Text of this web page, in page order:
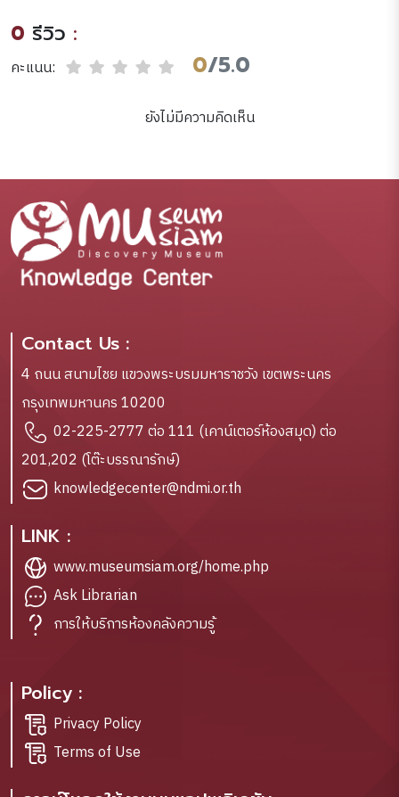
0 รีวิว :
คะแนน: 0/5.0
ยังไม่มีความคิดเห็น
Contact Us :
4 ถนน สนามไชย แขวงพระบรมมหาราชวัง เขตพระนคร
กรุงเทพมหานคร 10200
02-225-2777 ต่อ 111 (เคาน์เตอร์ห้องสมุด) ต่อ
201,202 (โต๊ะบรรณารักษ์)
knowledgecenter@ndmi.or.th
LINK :
www.museumsiam.org/home.php
Ask Librarian
การให้บริการห้องคลังความรู้
Policy :
Privacy Policy
Terms of Use